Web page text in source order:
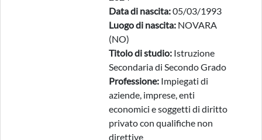
Data di nascita:05/03/1993
Luogo di nascita: NOVARA
(NO)
Titolo di studio: Istruzione
Secondaria di Secondo Grado
Professione: Impiegati di
aziende, imprese, enti
economici e soggetti di diritto
privato con qualifiche non
direttive